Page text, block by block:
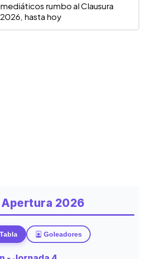
mediáticos rumbo al Clausura
2026, hasta hoy